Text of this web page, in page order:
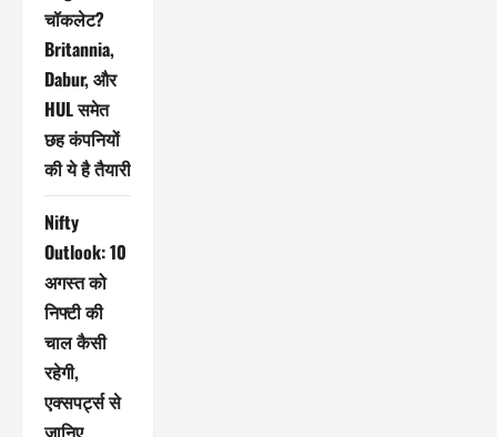
चॉकलेट?
Britannia,
Dabur, और
HUL समेत
छह कंपनियों
की ये है तैयारी
Nifty
Outlook: 10
अगस्त को
निफ्टी की
चाल कैसी
रहेगी,
एक्सपर्ट्स से